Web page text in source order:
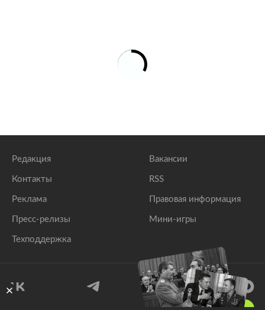
Редакция
Контакты
Реклама
Пресс-релизы
Техподдержка
Вакансии
RSS
Правовая информация
Мини-игры